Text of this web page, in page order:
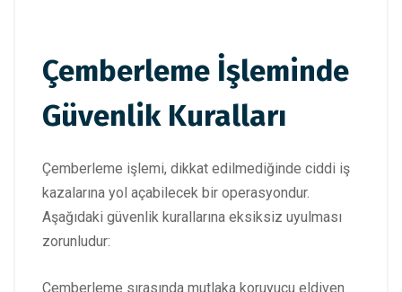
Çemberleme İşleminde
Güvenlik Kuralları
Çemberleme işlemi, dikkat edilmediğinde ciddi iş
kazalarına yol açabilecek bir operasyondur.
Aşağıdaki güvenlik kurallarına eksiksiz uyulması
zorunludur:
Çemberleme sırasında mutlaka koruyucu eldiven